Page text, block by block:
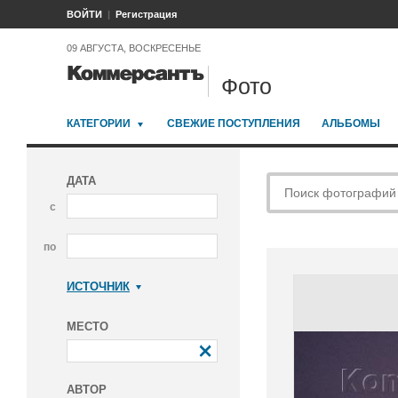
ВОЙТИ Регистрация
09 АВГУСТА, ВОСКРЕСЕНЬЕ
Фото
КАТЕГОРИИ СВЕЖИЕ ПОСТУПЛЕНИЯ АЛЬБОМЫ
ДАТА
с
по
ИСТОЧНИК
МЕСТО
АВТОР